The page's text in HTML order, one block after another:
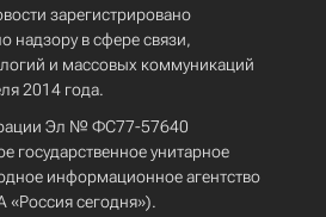
зарегистрировано
надзору в сфере связи,
и массовых коммуникаций
2014 года.
Эл № ФС77-57640
государственное унитарное
информационное агентство
сегодня»).